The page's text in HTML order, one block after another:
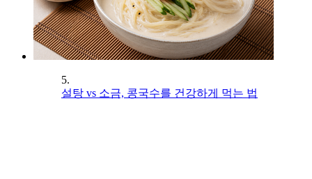
5.
설탕 vs 소금, 콩국수를 건강하게 먹는 법